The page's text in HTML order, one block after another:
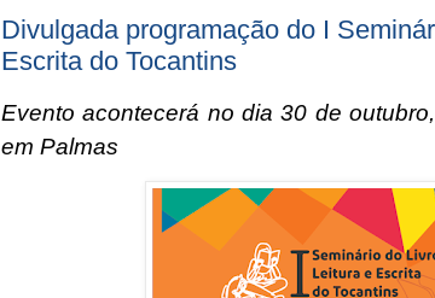
Divulgada programação do I
Escrita do Tocantins
Evento acontecerá no dia 30 de
em Palmas